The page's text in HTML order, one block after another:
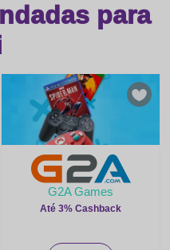
para
G2A Games
Até 3% Cashback